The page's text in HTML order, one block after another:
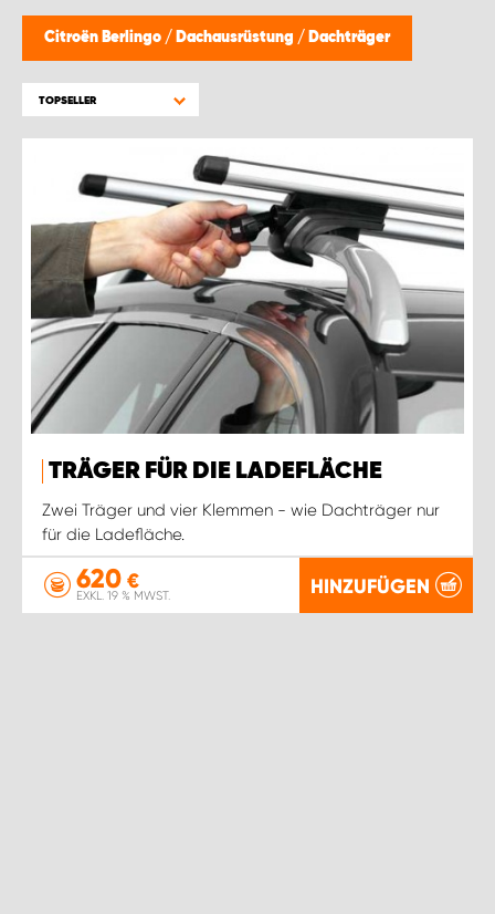
Citroën Berlingo / Dachausrüstung / Dachträger
TOPSELLER
TRÄGER FÜR DIE LADEFLÄCHE
Zwei Träger und vier Klemmen - wie Dachträger nur
für die Ladefläche.
620 €
EXKL. 19 % MWST. HINZUFÜGEN
WORK SYSTEM LUDWIGSHAFEN
WORK SYSTEM MAGDEBURG
WORK SYSTEM MÜNCHEN
WORK SYSTEM OSNABRÜCK
WORK SYSTEM RHEINLAND
WORK SYSTEM STUTTGART